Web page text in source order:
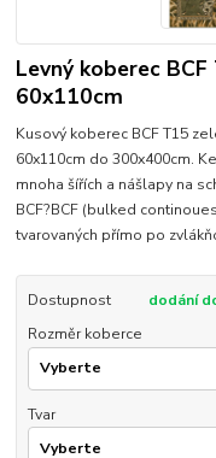
Levný koberec
60x110cm
Kusový koberec BCF T15
60x110cm do 300x400cm.
mnoha šířích a nášlapy na
BCF?BCF (bulked
tvarovaných přímo po
Dostupnost
dodání
Rozměr koberce
Tvar